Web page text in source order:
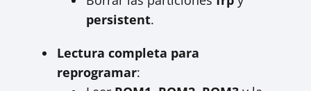
persistent.
Lectura completa para
reprogramar: